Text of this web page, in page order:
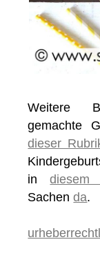
Weitere
gemachte
dieser
indiesem
Sachenda.